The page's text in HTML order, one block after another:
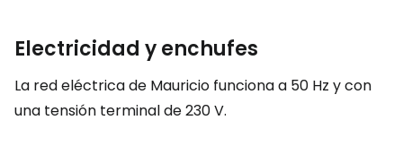
Electricidad y enchufes
La red eléctrica de Mauricio funciona a 50 Hz y con
una tensión terminal de 230 V.